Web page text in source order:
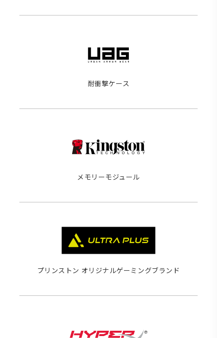
耐衝撃ケース
メモリーモジュール
プリンストン オリジナルゲーミングブランド